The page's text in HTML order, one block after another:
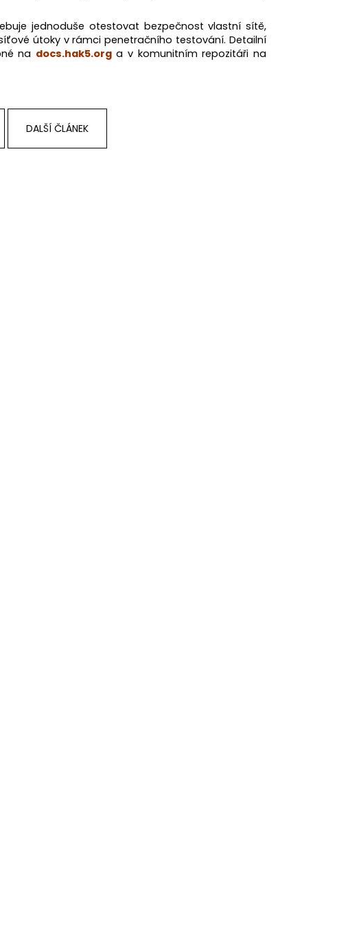
jednoduše otestovat bezpečnost vlastní sítě,
útoky v rámci penetračního testování. Detailní
na docs.hak5.orga v komunitním repozitáři na
DALŠÍ ČLÁNEK